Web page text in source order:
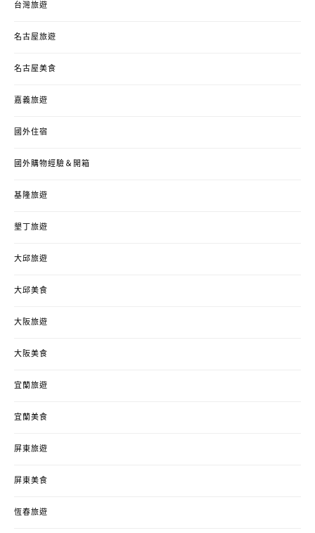
台灣旅遊
名古屋旅遊
名古屋美食
嘉義旅遊
國外住宿
國外購物經驗＆開箱
基隆旅遊
墾丁旅遊
大邱旅遊
大邱美食
大阪旅遊
大阪美食
宜蘭旅遊
宜蘭美食
屏東旅遊
屏東美食
恆春旅遊